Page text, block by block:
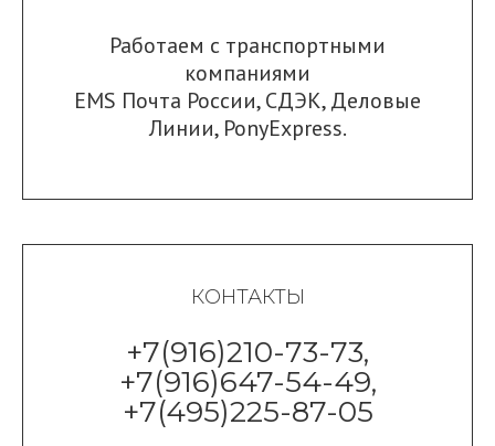
Работаем с транспортными
компаниями
EMS Почта России,СДЭК,Деловые
Линии, PonyExpress.
КОНТАКТЫ
+7(916)210-73-73,
+7(916)647-54-49,
+7(495)225-87-05